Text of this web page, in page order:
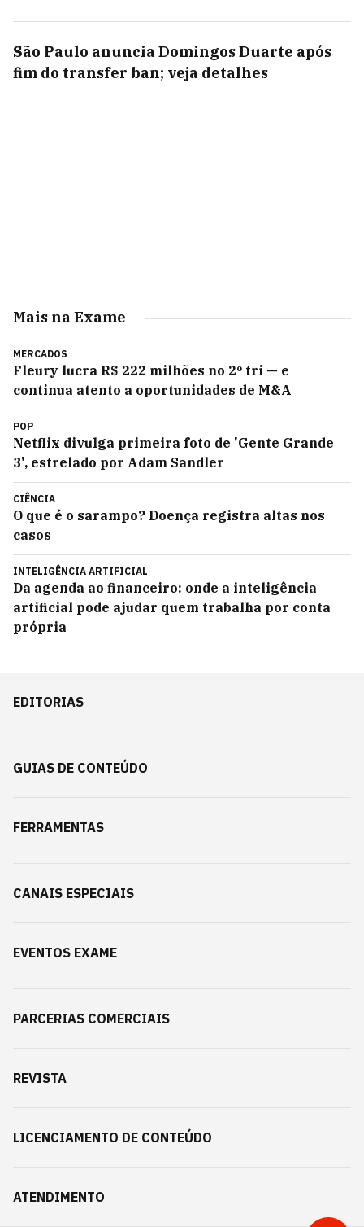
São Paulo anuncia Domingos Duarte após
fim do transfer ban; veja detalhes
Mais na Exame
MERCADOS
Fleury lucra R$ 222 milhões no 2º tri — e
continua atento a oportunidades de M&A
POP
Netflix divulga primeira foto de 'Gente Grande
3', estrelado por Adam Sandler
CIÊNCIA
O que é o sarampo? Doença registra altas nos
casos
INTELIGÊNCIA ARTIFICIAL
Da agenda ao financeiro: onde a inteligência
artificial pode ajudar quem trabalha por conta
própria
EDITORIAS
GUIAS DE CONTEÚDO
FERRAMENTAS
CANAIS ESPECIAIS
EVENTOS EXAME
PARCERIAS COMERCIAIS
REVISTA
LICENCIAMENTO DE CONTEÚDO
ATENDIMENTO